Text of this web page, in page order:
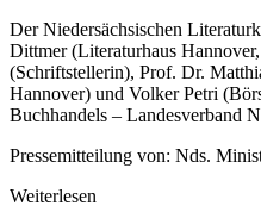
Der Niedersächsischen
Dittmer (Literaturhaus
(Schriftstellerin), Prof. Dr.
Hannover) und Volker Petri
Buchhandels – Landesverband
Pressemitteilung von: Nds.
Weiterlesen